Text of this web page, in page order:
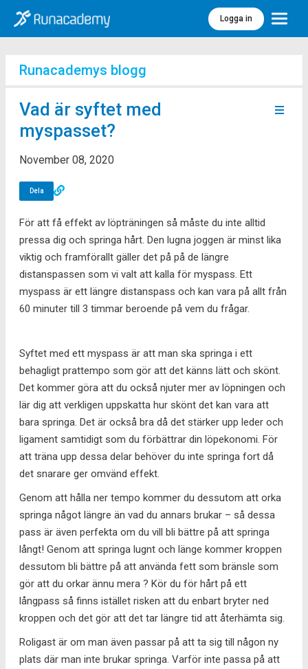
Logga in Meny
Runacademys blogg
Vad är syftet med
myspasset?
November 08, 2020
Dela
För att få effekt av löpträningen så måste du inte alltid
pressa dig och springa hårt. Den lugna joggen är minst lika
viktig och framförallt gäller det på på de längre
distanspassen som vi valt att kalla för myspass. Ett
myspass är ett längre distanspass och kan vara på allt från
60 minuter till 3 timmar beroende på vem du frågar.
Syftet med ett myspass är att man ska springa i ett
behagligt prattempo som gör att det känns lätt och skönt.
Det kommer göra att du också njuter mer av löpningen och
lär dig att verkligen uppskatta hur skönt det kan vara att
bara springa. Det är också bra då det stärker upp leder och
ligament samtidigt som du förbättrar din löpekonomi. För
att träna upp dessa delar behöver du inte springa fort då
det snarare ger omvänd effekt.
Genom att hålla ner tempo kommer du dessutom att orka
springa något längre än vad du annars brukar – så dessa
pass är även perfekta om du vill bli bättre på att springa
långt! Genom att springa lugnt och länge kommer kroppen
dessutom bli bättre på att använda fett som bränsle som
gör att du orkar ännu mera ? Kör du för hårt på ett
långpass så finns istället risken att du enbart bryter ned
kroppen och det gör att det tar längre tid att återhämta sig.
Roligast är om man även passar på att ta sig till någon ny
plats där man inte brukar springa. Varför inte passa på att